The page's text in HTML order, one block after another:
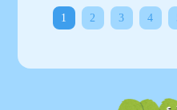
1 2 3 4